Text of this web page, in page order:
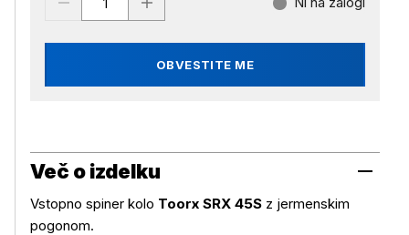
OBVESTITE ME
Več o izdelku
Vstopno spiner kolo Toorx SRX 45S z jermenskim
pogonom.